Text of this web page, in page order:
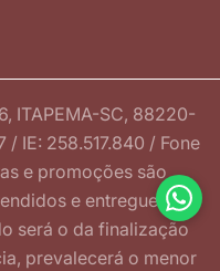
ITAPEMA-SC, 88220-
IE: 258.517.840 / Fone
e promoções são
e entregues por
será o da finalização
prevalecerá o menor